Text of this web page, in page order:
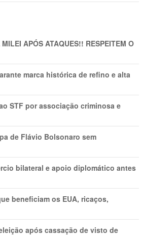
APÓS ATAQUES!! RESPEITEM O
marca histórica de refino e alta
STF por associação criminosa e
de Flávio Bolsonaro sem
bilateral e apoio diplomático antes
beneficiam os EUA, ricaços,
após cassação de visto de